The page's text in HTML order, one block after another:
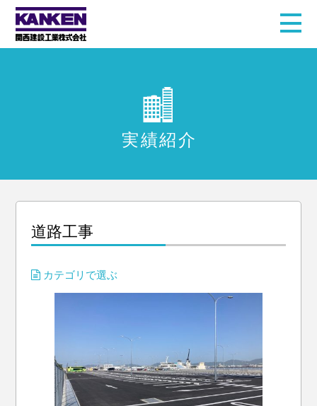
実績紹介
道路工事
カテゴリで選ぶ